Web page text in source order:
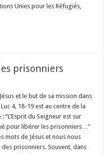
Unies pour les Réfugiés,
prisonniers
et le but de sa mission dans
Luc 4, 18-19 est au centre de la
“L’Esprit du Seigneur est sur
pour libérer les prisonniers…”
mots de Jésus et nous nous
prisonniers. Souvent, dans